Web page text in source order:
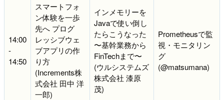
14:00
-
14:50
スマートフォ
ン体験を一歩
先へ プログ
レッシブウェ
ブアプリの作
り方
(Increments株
式会社 田中 洋
一郎)
インメモリーを
Javaで使い倒し
たらこうなった
〜基幹業務から
FinTechまで〜
(ウルシステムズ
株式会社 漆原
茂)
Prometheusで監
視・モニタリン
グ
(@matsumana)